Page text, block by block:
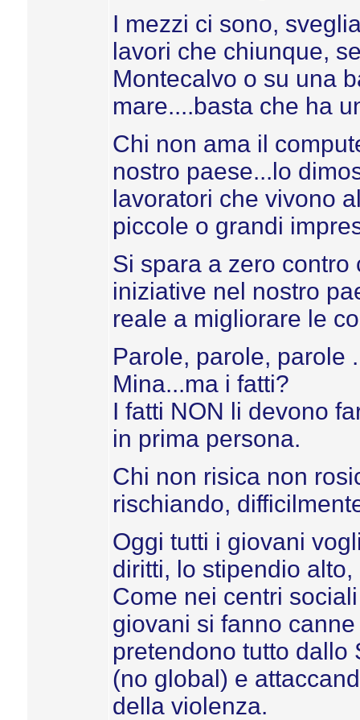
I mezzi ci sono,
lavori che chiunque,
Montecalvo o su una
mare....basta che ha
Chi non ama il
nostro paese...lo
lavoratori che vivono
piccole o grandi
Si spara a zero
iniziative nel nostro
reale a migliorare le
Parole, parole, parole
Mina...ma i fatti?
I fatti NON li devono
in prima persona.
Chi non risica non
rischiando,
Oggi tutti i giovani
diritti, lo stipendio
Come nei centri
giovani si fanno
pretendono tutto dallo
(no global) e
della violenza.